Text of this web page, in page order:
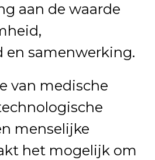
aan de waarde
en samenwerking.
van medische
menselijke
het mogelijk om